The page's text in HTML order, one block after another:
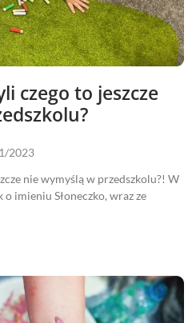
czego to jeszcze
2023
nie wymyślą w przedszkolu?! W
imieniu Słoneczko, wraz ze